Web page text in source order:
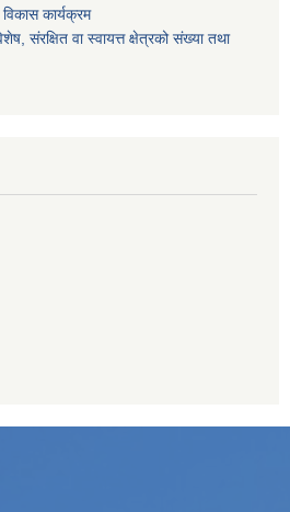
कार्यक्रम
संरक्षित वा स्वायत्त क्षेत्रको संख्या तथा